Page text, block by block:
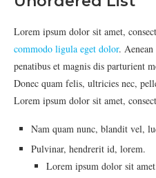
Lorem ipsum dolor sit amet,
commodo ligula eget dolor. Aenean
penatibus et magnis dis parturient
Donec quam felis, ultricies nec,
Lorem ipsum dolor sit amet,
Nam quam nunc, blandit vel,
Pulvinar, hendrerit id, lorem.
Lorem ipsum dolor sit